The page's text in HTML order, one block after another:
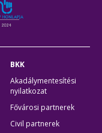
BKK
Akadálymentesítési
nyilatkozat
Fővárosi partnerek
Civil partnerek